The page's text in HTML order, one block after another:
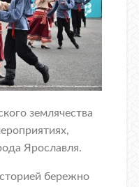
землячества
Ярославля.
бережно